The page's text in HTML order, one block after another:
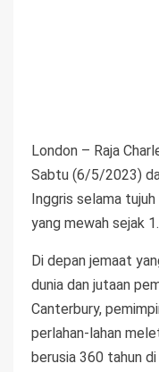
London – Raja
Sabtu (6/5/2023)
Inggris selama
yang mewah sejak
Di depan jemaat
dunia dan jutaan
Canterbury,
perlahan-lahan
berusia 360 tahun